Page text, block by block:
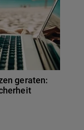
geraten: